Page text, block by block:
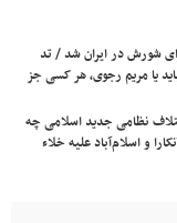
شورش در ایران شد / تد
یا مریم رجوی، هر کسی جز
نظامی جدید اسلامی چه
و اسلام‌آباد علیه خلاء